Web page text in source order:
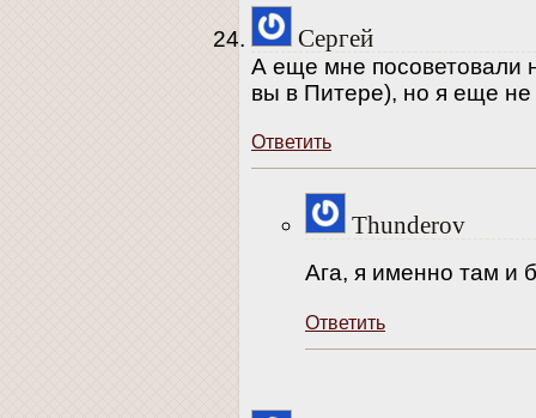
Сергей
А еще мне посоветовали
вы в Питере), но я еще
Ответить
Thunderov
Ага, я именно там и
Ответить